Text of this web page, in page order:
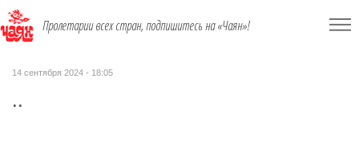
Пролетарии всех стран, подпишитесь на «Чаян»!
14 сентября 2024 - 18:05
..